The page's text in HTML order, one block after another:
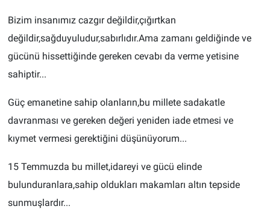
Bizim insanımız cazgır değildir,çığırtkan
değildir,sağduyuludur,sabırlıdır.Ama zamanı geldiğinde ve
gücünü hissettiğinde gereken cevabı da verme yetisine
sahiptir...
Güç emanetine sahip olanların,bu millete sadakatle
davranması ve gereken değeri yeniden iade etmesi ve
kıymet vermesi gerektiğini düşünüyorum...
15 Temmuzda bu millet,idareyi ve gücü elinde
bulunduranlara,sahip oldukları makamları altın tepside
sunmuşlardır...